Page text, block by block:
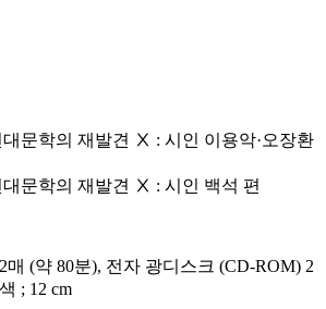
문학의 재발견 Ⅹ : 시인 이용악·오장환
문학의 재발견 Ⅹ : 시인 백석 편
매 (약 80분), 전자 광디스크 (CD-ROM) 2
; 12 cm